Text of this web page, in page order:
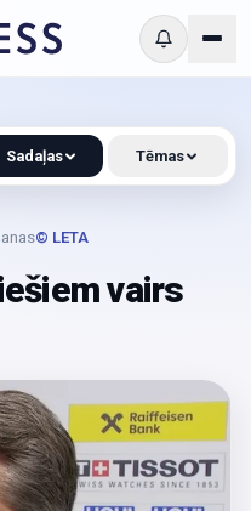
© LETA
vairs
Sadaļas Tēmas